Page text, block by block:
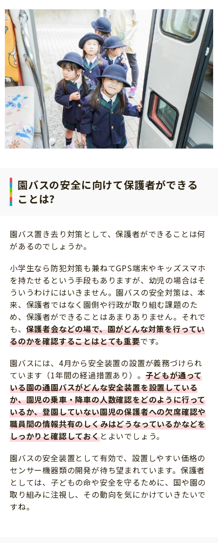
園バスの安全に向けて保護者ができる
ことは?
園バス置き去り対策として、保護者ができることは何
があるのでしょうか。
小学生なら防犯対策も兼ねてGPS端末やキッズスマホ
を持たせるという手段もありますが、幼児の場合はそ
ういうわけにはいきません。園バスの安全対策は、本
来、保護者ではなく園側や行政が取り組む課題のた
め、保護者ができることはあまりありません。それで
も、 保護者会などの場で、園がどんな対策を行ってい
るのかを確認することはとても重要です。
園バスには、4月から安全装置の設置が義務づけられ
ています（1年間の経過措置あり）。 子どもが通って
いる園の通園バスがどんな安全装置を設置している
か、園児の乗車・降車の人数確認をどのように行って
いるか、登園していない園児の保護者への欠席確認や
職員間の情報共有のしくみはどうなっているかなどを
しっかりと確認しておくとよいでしょう。
園バスの安全装置として有効で、設置しやすい価格の
センサー機器類の開発が待ち望まれています。保護者
としては、子どもの命や安全を守るために、国や園の
取り組みに注視し、その動向を気にかけていきたいで
すね。